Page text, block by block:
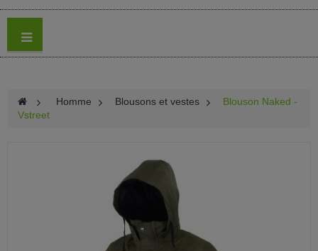
> Homme > Blousons et vestes >
Blouson Naked -
Vstreet